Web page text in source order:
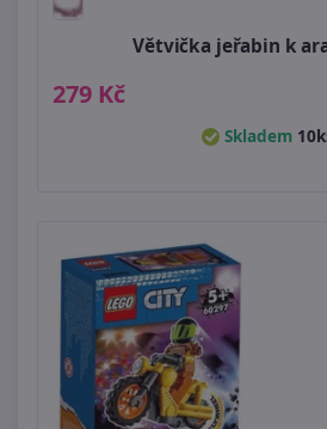
Větvička jeřabin k
279 Kč
Skladem